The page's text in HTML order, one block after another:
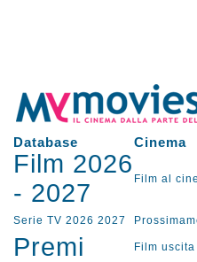
Database Cinema
Film 2026
- 2027 Film al
Serie TV 2026 2027
Premi Film uscita